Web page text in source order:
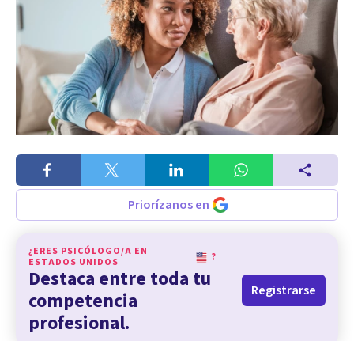
Priorízanos en
¿ERES PSICÓLOGO/A EN
ESTADOS UNIDOS
?
Destaca entre toda tu
competencia
profesional.
Registrarse